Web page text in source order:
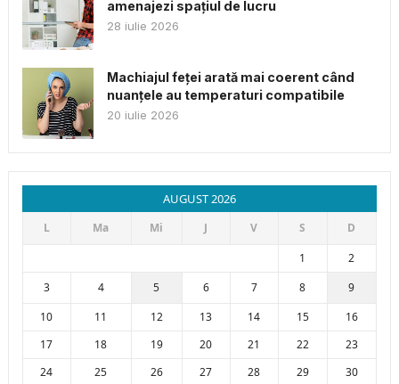
amenajezi spațiul de lucru
28 iulie 2026
Machiajul feței arată mai coerent când
nuanțele au temperaturi compatibile
20 iulie 2026
AUGUST 2026
L Ma Mi J V S
D
1
2
3
4 5 6 7 8
9
10
11 12 13 14 15
16
17
18 19 20 21 22
23
24
25 26 27 28 29
30